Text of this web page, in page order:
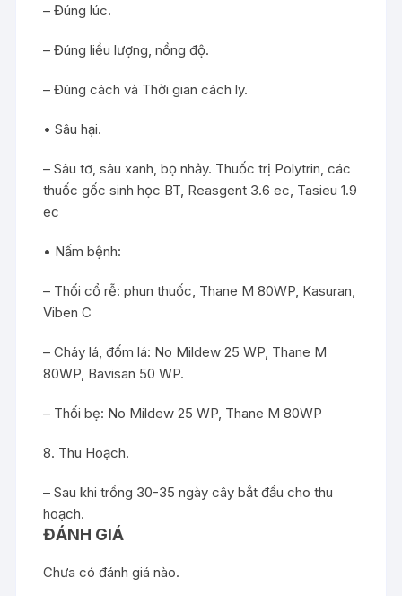
– Đúng lúc.
– Đúng liều lượng, nồng độ.
– Đúng cách và Thời gian cách ly.
• Sâu hại.
– Sâu tơ, sâu xanh, bọ nhảy. Thuốc trị Polytrin, các
thuốc gốc sinh học BT, Reasgent 3.6 ec, Tasieu 1.9
ec
• Nấm bệnh:
– Thối cổ rễ: phun thuốc, Thane M 80WP, Kasuran,
Viben C
– Cháy lá, đốm lá: No Mildew 25 WP, Thane M
80WP, Bavisan 50 WP.
– Thối bẹ: No Mildew 25 WP, Thane M 80WP
8. Thu Hoạch.
– Sau khi trồng 30-35 ngày cây bắt đầu cho thu
hoạch.
ĐÁNH GIÁ
Chưa có đánh giá nào.